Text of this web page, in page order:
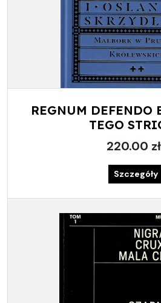
REGNUM DEFENDO
TEGO
220.00 zł
Szczegóły